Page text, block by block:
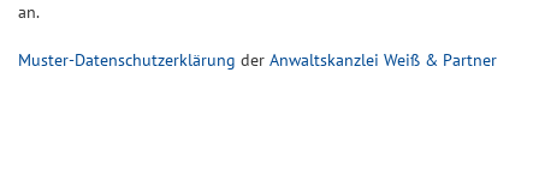
an.
Muster-Datenschutzerklärung der Anwaltskanzlei Weiß & Partner